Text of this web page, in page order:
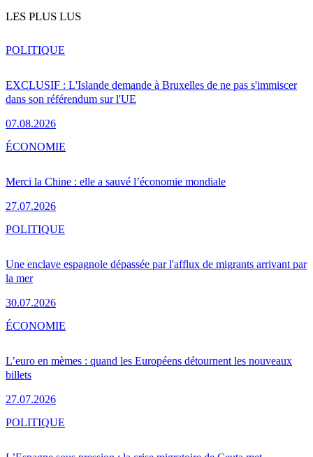
LES PLUS LUS
EXCLUSIF : L'Islande demande à Bruxelles de ne pas s'immiscer
dans son référendum sur l'UE
07.08.2026
POLITIQUE
Merci la Chine : elle a sauvé l’économie mondiale
27.07.2026
ÉCONOMIE
Une enclave espagnole dépassée par l'afflux de migrants arrivant par
la mer
30.07.2026
POLITIQUE
L’euro en mèmes : quand les Européens détournent les nouveaux
billets
27.07.2026
ÉCONOMIE
POLITIQUE